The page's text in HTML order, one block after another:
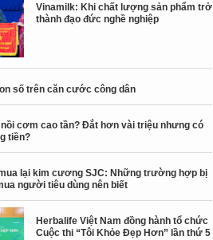
Vinamilk: Khi chất lượng sản phẩm trở
thành đạo đức nghề nghiệp
số trên căn cước công dân
nồi cơm cao tần? Đắt hơn vài triệu nhưng có
tiền?
lại kim cương SJC: Những trường hợp bị
người tiêu dùng nên biết
Herbalife Việt Nam đồng hành tổ chức
Cuộc thi “Tôi Khỏe Đẹp Hơn” lần thứ 5